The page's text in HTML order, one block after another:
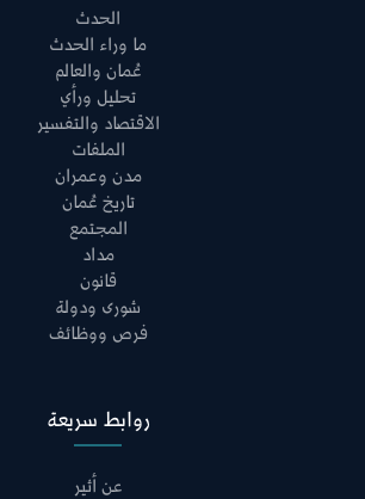
الحدث
ما وراء الحدث
عُمان والعالم
تحليل ورأي
الاقتصاد والتفسير
الملفات
مدن وعمران
تاريخ عُمان
المجتمع
مداد
قانون
شورى ودولة
فرص ووظائف
روابط سريعة
عن أثير